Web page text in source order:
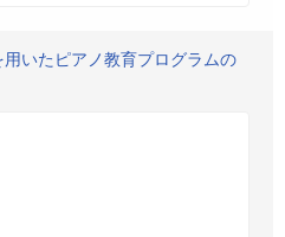
いたピアノ教育プログラムの